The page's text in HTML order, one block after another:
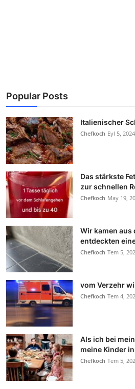
Popular Posts
Italienischer
Chefkoch Eyl 5, 2024
Das stärkste
zur schnellen
Chefkoch May 19,
Wir kamen aus
entdeckten
Chefkoch Tem 5,
vom Verzehr
Chefkoch Tem 4,
Als ich bei
meine Kinder in
Chefkoch Tem 5,